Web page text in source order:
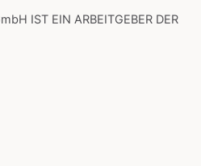
IST EIN ARBEITGEBER DER